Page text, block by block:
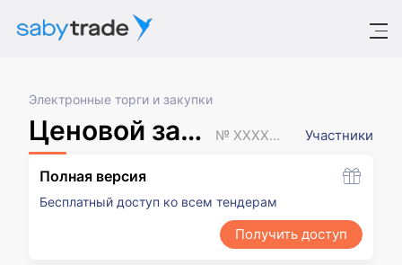
Электронные торги и закупки
Ценовой запрос № XXXXXXX Участники
Полная версия
Бесплатный доступ ко всем тендерам
Получить доступ